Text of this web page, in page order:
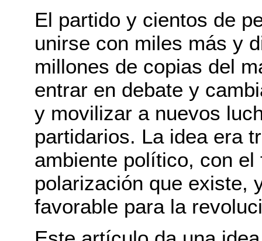
El partido y cientos de
unirse con miles más y
millones de copias del
entrar en debate y
y movilizar a nuevos
partidarios. La idea era
ambiente político, con
polarización que existe,
favorable para la